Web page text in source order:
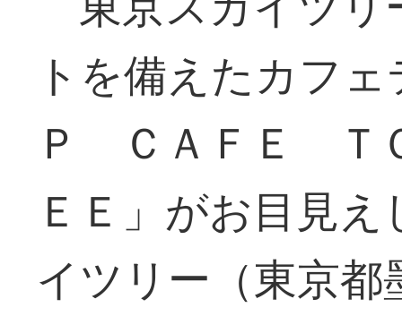
トを備えたカフ
Ｐ ＣＡＦＥ Ｔ
ＥＥ」がお目見
イツリー（東京